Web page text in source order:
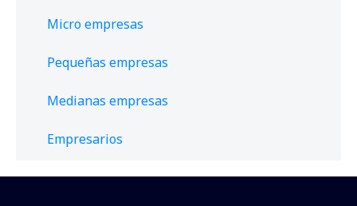
Micro empresas
Pequeñas empresas
Medianas empresas
Empresarios